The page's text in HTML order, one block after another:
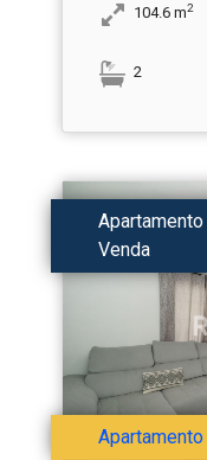
104.6 m2
2
Apartamento
Venda